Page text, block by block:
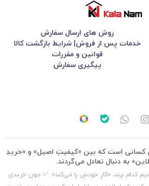
روش های ارسال سفارش
خدمات پس از فروش| شرایط بازگشت کالا
قوانین و مقررات
پیگیری سفارش
کسانی است که بین «کیفیتِ اصیل» و «خریدِ
به دنبال تعادل می‌گردند.
کدام برند، «کارِ خودش را می‌کند». ✅ چون خریدی